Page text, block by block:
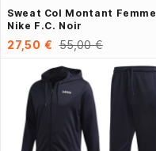
Sweat Col Montant Femme
Nike F.C. Noir
27,50 € 55,00 €